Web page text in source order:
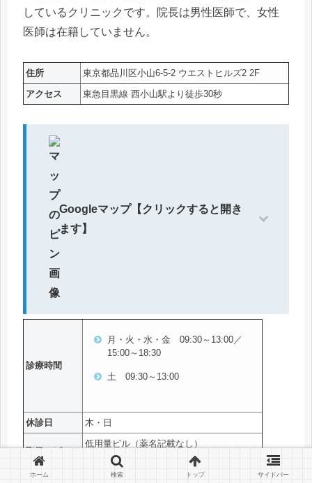
しているクリニックです。院長は男性医師で、女性
医師は在籍していません。
住所
東京都品川区小山6-5-2 ウエストヒルズ2 2F
アクセス
東急目黒線 西小山駅より徒歩30秒
Googleマップ【クリックすると開き
ます】
診療時間
月・火・水・金 09:30～13:00／
15:00～18:30
土 09:30～13:00
休診日 木・日
取扱いピルの
種類
低用量ピル（薬名記載なし）
中用量ピル（薬名記載なし）
アフターピル（レボノルゲストレル）
ホーム 検索 トップ サイドバー